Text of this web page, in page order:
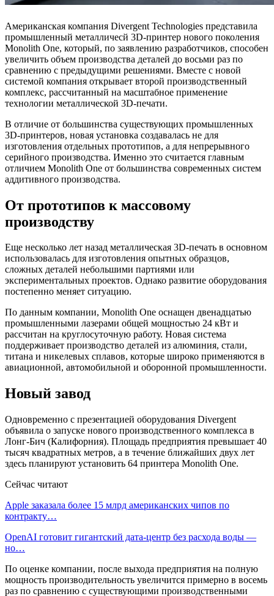
Американская компания Divergent Technologies представила
промышленный металличесй 3D-принтер нового поколения
Monolith One, который, по заявлению разработчиков, способен
увеличить объем производства деталей до восьми раз по
сравнению с предыдущими решениями. Вместе с новой
системой компания открывает второй производственный
комплекс, рассчитанный на масштабное применение
технологии металлической 3D-печати.
В отличие от большинства существующих промышленных
3D-принтеров, новая установка создавалась не для
изготовления отдельных прототипов, а для непрерывного
серийного производства. Именно это считается главным
отличием Monolith One от большинства современных систем
аддитивного производства.
От прототипов к массовому
производству
Еще несколько лет назад металлическая 3D-печать в основном
использовалась для изготовления опытных образцов,
сложных деталей небольшими партиями или
экспериментальных проектов. Однако развитие оборудования
постепенно меняет ситуацию.
По данным компании, Monolith One оснащен двенадцатью
промышленными лазерами общей мощностью 24 кВт и
рассчитан на круглосуточную работу. Новая система
поддерживает производство деталей из алюминия, стали,
титана и никелевых сплавов, которые широко применяются в
авиационной, автомобильной и оборонной промышленности.
Новый завод
Одновременно с презентацией оборудования Divergent
объявила о запуске нового производственного комплекса в
Лонг-Бич (Калифорния). Площадь предприятия превышает 40
тысяч квадратных метров, а в течение ближайших двух лет
здесь планируют установить 64 принтера Monolith One.
Сейчас читают
Apple заказала более 15 млрд американских чипов по
контракту…
OpenAI готовит гигантский дата-центр без расхода воды —
но…
По оценке компании, после выхода предприятия на полную
мощность производительность увеличится примерно в восемь
раз по сравнению с существующими производственными